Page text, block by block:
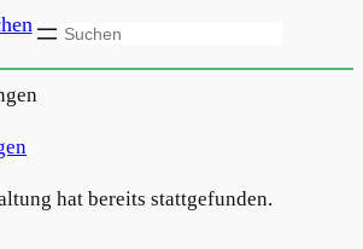
Suchen
hat bereits stattgefunden.